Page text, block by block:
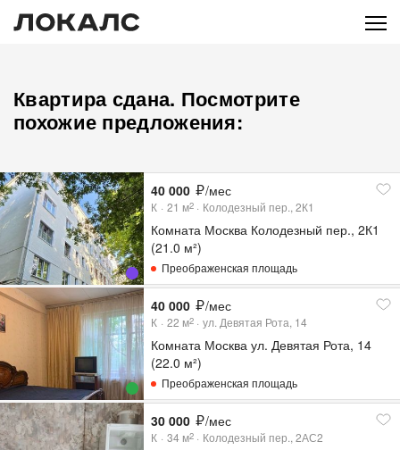
Квартира сдана. Посмотрите
похожие предложения:
40 000 /мес
К 21 м2 Колодезный пер., 2К1
Комната Москва Колодезный пер., 2К1
(21.0 м²)
Преображенская площадь
40 000 /мес
К 22 м2 ул. Девятая Рота, 14
Комната Москва ул. Девятая Рота, 14
(22.0 м²)
Преображенская площадь
30 000 /мес
К 34 м2 Колодезный пер., 2АС2